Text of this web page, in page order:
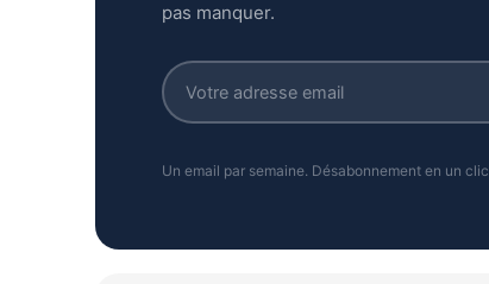
pas manquer.
Un email par semaine. Désabonnement en un